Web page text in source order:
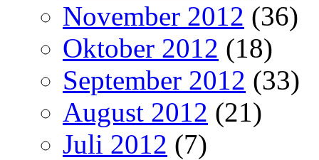
November 2012 (36)
Oktober 2012 (18)
September 2012 (33)
August 2012 (21)
Juli 2012 (7)